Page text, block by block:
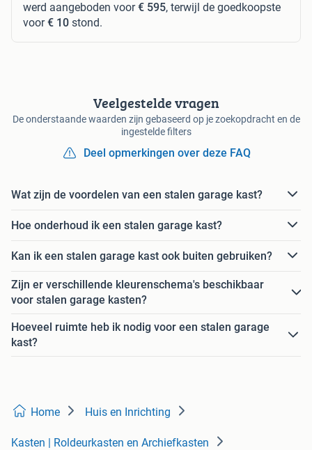
werd aangeboden voor€ 595, terwijl de goedkoopste
voor€ 10 stond.
Veelgestelde vragen
De onderstaande waarden zijn gebaseerd op je zoekopdracht en de
ingestelde filters
Deel opmerkingen over deze FAQ
Wat zijn de voordelen van een stalen garage kast?
Hoe onderhoud ik een stalen garage kast?
Kan ik een stalen garage kast ook buiten gebruiken?
Zijn er verschillende kleurenschema's beschikbaar
voor stalen garage kasten?
Hoeveel ruimte heb ik nodig voor een stalen garage
kast?
Home Huis en Inrichting
Kasten | Roldeurkasten en Archiefkasten